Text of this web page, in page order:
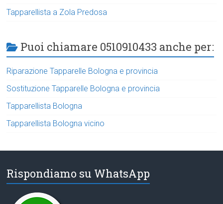
Tapparellista a Zola Predosa
Puoi chiamare 0510910433 anche per:
Riparazione Tapparelle Bologna e provincia
Sostituzione Tapparelle Bologna e provincia
Tapparellista Bologna
Tapparellista Bologna vicino
Rispondiamo su WhatsApp